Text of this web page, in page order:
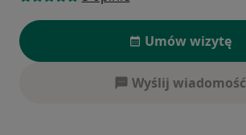
Umów wizytę
Wyślij wiadomość